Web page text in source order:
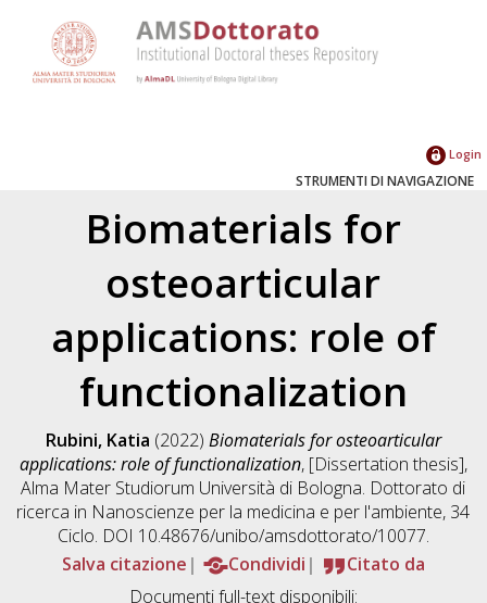
Login
STRUMENTI DI NAVIGAZIONE
Biomaterials for
osteoarticular
applications: role of
functionalization
Rubini, Katia (2022) Biomaterials for osteoarticular
applications: role of functionalization, [Dissertation thesis],
Alma Mater Studiorum Università di Bologna. Dottorato di
ricerca in Nanoscienze per la medicina e per l'ambiente, 34
Ciclo. DOI 10.48676/unibo/amsdottorato/10077.
Salva citazione
Condividi
Citato da
Documenti full-text disponibili: